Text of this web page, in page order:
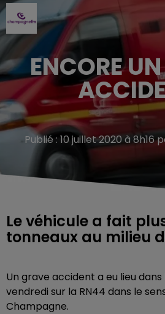
ENCORE
Publié : 10 juillet 2020 à 8h16
Le véhicule a fait
tonneaux au milieu
Un grave accident a eu lieu dans
vendredi sur la RN44 dans le
Champagne.